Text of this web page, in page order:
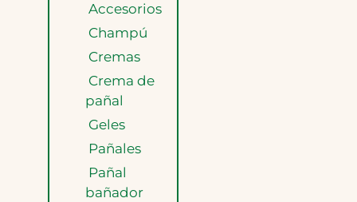
Accesorios
Champú
Cremas
Crema de
pañal
Geles
Pañales
Pañal
bañador